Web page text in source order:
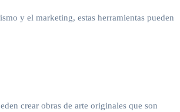
y el marketing, estas herramientas pueden
crear obras de arte originales que son